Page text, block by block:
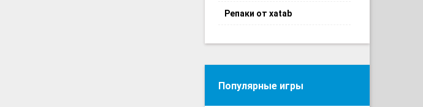
Репаки от xatab
Популярные игры